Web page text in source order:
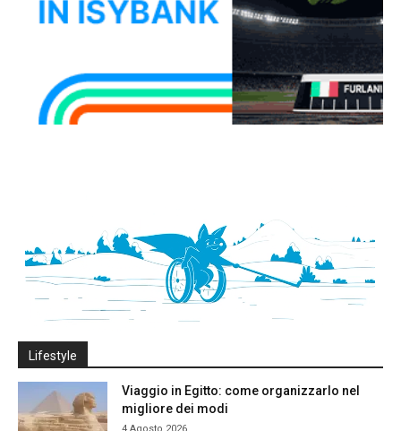
Lifestyle
Viaggio in Egitto: come organizzarlo nel
migliore dei modi